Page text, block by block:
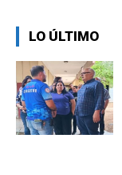
LO ÚLTIMO